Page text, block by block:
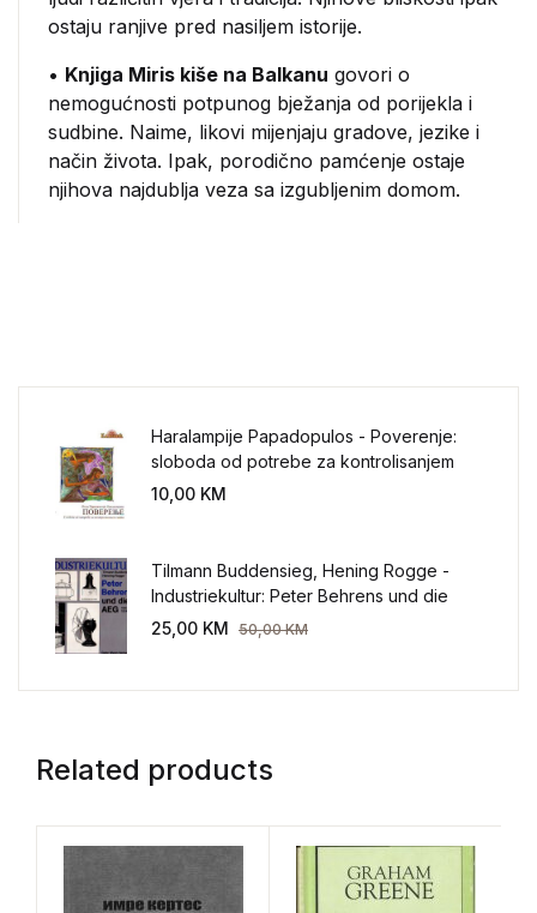
ostaju ranjive pred nasiljem istorije.
• Knjiga Miris kiše na Balkanu govori o
nemogućnosti potpunog bježanja od porijekla i
sudbine. Naime, likovi mijenjaju gradove, jezike i
način života. Ipak, porodično pamćenje ostaje
njihova najdublja veza sa izgubljenim domom.
Haralampije Papadopulos - Poverenje:
sloboda od potrebe za kontrolisanjem
sveta
10,00 KM
Tilmann Buddensieg, Hening Rogge -
Industriekultur: Peter Behrens und die
AEG 1907-1914.
25,00 KM 50,00KM
Related products